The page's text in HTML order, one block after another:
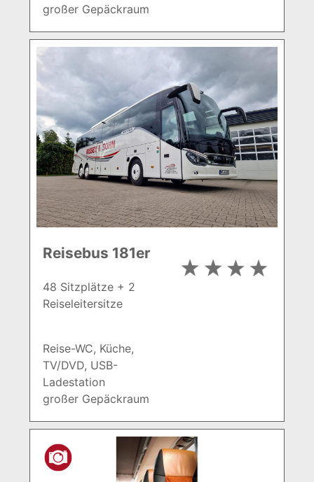
großer Gepäckraum
Reisebus 181er
48 Sitzplätze + 2
Reiseleitersitze
Reise-WC, Küche,
TV/DVD, USB-
Ladestation
großer Gepäckraum